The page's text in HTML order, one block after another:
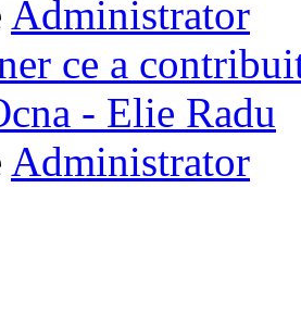
Administrator
ce a
- Elie Radu
Administrator